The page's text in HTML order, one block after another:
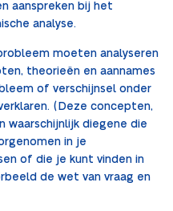
aanspreken bij het
analyse.
moeten analyseren
theorieën en aannames
of verschijnsel onder
(Deze concepten,
waarschijnlijk diegene die
in je
of die je kunt vinden in
de wet van vraag en